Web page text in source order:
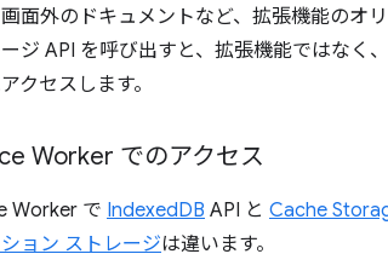
面外のドキュメントなど、拡張機能のオ
ジ API を呼び出すと、拡張機能ではなく
クセスします。
Worker でのアクセス
Worker で IndexedDB API と Cache
ョン ストレージは違います。